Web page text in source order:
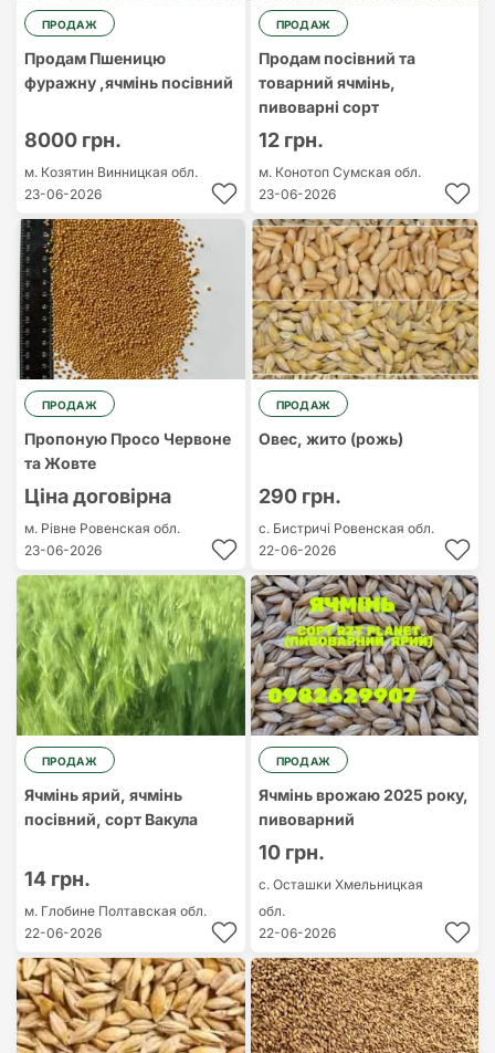
ПРОДАЖ
Продам Пшеницю
фуражну ,ячмінь посівний
8000 грн.
м. Козятин Винницкая обл.
23-06-2026
ПРОДАЖ
Продам посівний та
товарний ячмінь,
пивоварні сорт
12 грн.
м. Конотоп Сумская обл.
23-06-2026
ПРОДАЖ
Пропоную Просо Червоне
та Жовте
Ціна договірна
м. Рівне Ровенская обл.
23-06-2026
ПРОДАЖ
Овес, жито (рожь)
290 грн.
с. Бистричі Ровенская обл.
22-06-2026
ПРОДАЖ
Ячмінь ярий, ячмінь
посівний, сорт Вакула
14 грн.
м. Глобине Полтавская обл.
22-06-2026
ПРОДАЖ
Ячмінь врожаю 2025 року,
пивоварний
10 грн.
с. Осташки Хмельницкая
обл.
22-06-2026